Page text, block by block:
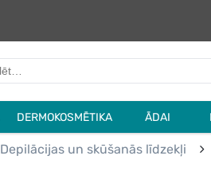
DERMOKOSMĒTIKA ĀDAI
Depilācijas un skūšanās līdzekļi